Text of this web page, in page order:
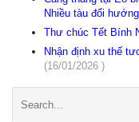
Nhiều tàu đổi
Thư chúc Tết Bính
Nhận định xu thế
(16/01/2026 )